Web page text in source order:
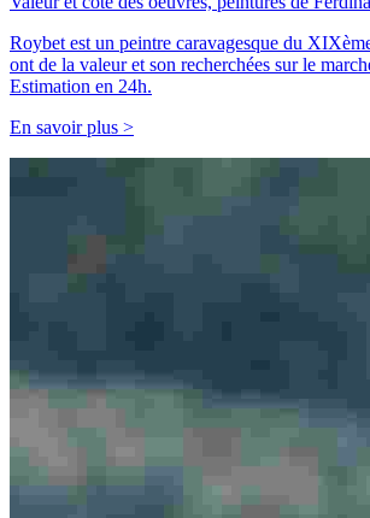
Roybet est un peintre caravagesque du
ont de la valeur et son recherchées sur le
Estimation en 24h.
En savoir plus >